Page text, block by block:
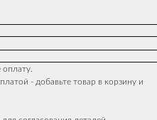
- добавьте товар в корзину и